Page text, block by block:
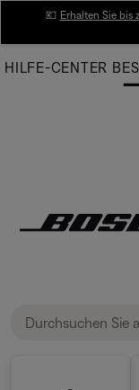
Main
💶 Erhalten Sie bis
HILFE-CENTER